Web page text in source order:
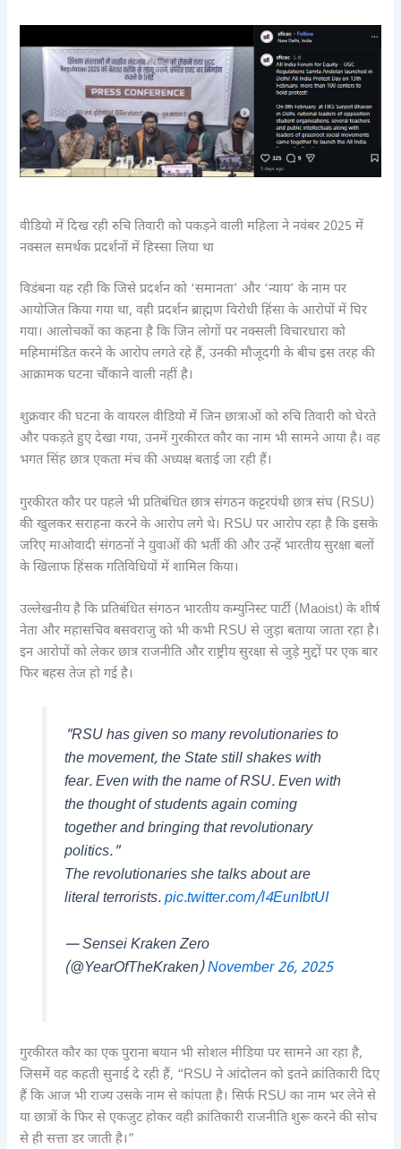
वीडियो में दिख रही रुचि तिवारी को पकड़ने वाली महिला ने नवंबर 2025 में
नक्सल समर्थक प्रदर्शनों में हिस्सा लिया था
विडंबना यह रही कि जिसे प्रदर्शन को ‘समानता’ और ‘न्याय’ के नाम पर
आयोजित किया गया था, वही प्रदर्शन ब्राह्मण विरोधी हिंसा के आरोपों में घिर
गया। आलोचकों का कहना है कि जिन लोगों पर नक्सली विचारधारा को
महिमामंडित करने के आरोप लगते रहे हैं, उनकी मौजूदगी के बीच इस तरह की
आक्रामक घटना चौंकाने वाली नहीं है।
शुक्रवार की घटना के वायरल वीडियो में जिन छात्राओं को रुचि तिवारी को घेरते
और पकड़ते हुए देखा गया, उनमें गुरकीरत कौर का नाम भी सामने आया है। वह
भगत सिंह छात्र एकता मंच की अध्यक्ष बताई जा रही हैं।
गुरकीरत कौर पर पहले भी प्रतिबंधित छात्र संगठन कट्टरपंथी छात्र संघ (RSU)
की खुलकर सराहना करने के आरोप लगे थे। RSU पर आरोप रहा है कि इसके
जरिए माओवादी संगठनों ने युवाओं की भर्ती की और उन्हें भारतीय सुरक्षा बलों
के खिलाफ हिंसक गतिविधियों में शामिल किया।
उल्लेखनीय है कि प्रतिबंधित संगठन भारतीय कम्युनिस्ट पार्टी (Maoist) के शीर्ष
नेता और महासचिव बसवराजु को भी कभी RSU से जुड़ा बताया जाता रहा है।
इन आरोपों को लेकर छात्र राजनीति और राष्ट्रीय सुरक्षा से जुड़े मुद्दों पर एक बार
फिर बहस तेज हो गई है।
"RSU has given so many revolutionaries to
the movement, the State still shakes with
fear. Even with the name of RSU. Even with
the thought of students again coming
together and bringing that revolutionary
politics."
The revolutionaries she talks about are
literal terrorists.pic.twitter.com/l4EunIbtUI
— Sensei Kraken Zero
(@YearOfTheKraken)November 26, 2025
गुरकीरत कौर का एक पुराना बयान भी सोशल मीडिया पर सामने आ रहा है,
जिसमें वह कहती सुनाई दे रही हैं, “RSU ने आंदोलन को इतने क्रांतिकारी दिए
हैं कि आज भी राज्य उसके नाम से कांपता है। सिर्फ RSU का नाम भर लेने से
या छात्रों के फिर से एकजुट होकर वही क्रांतिकारी राजनीति शुरू करने की सोच
से ही सत्ता डर जाती है।”